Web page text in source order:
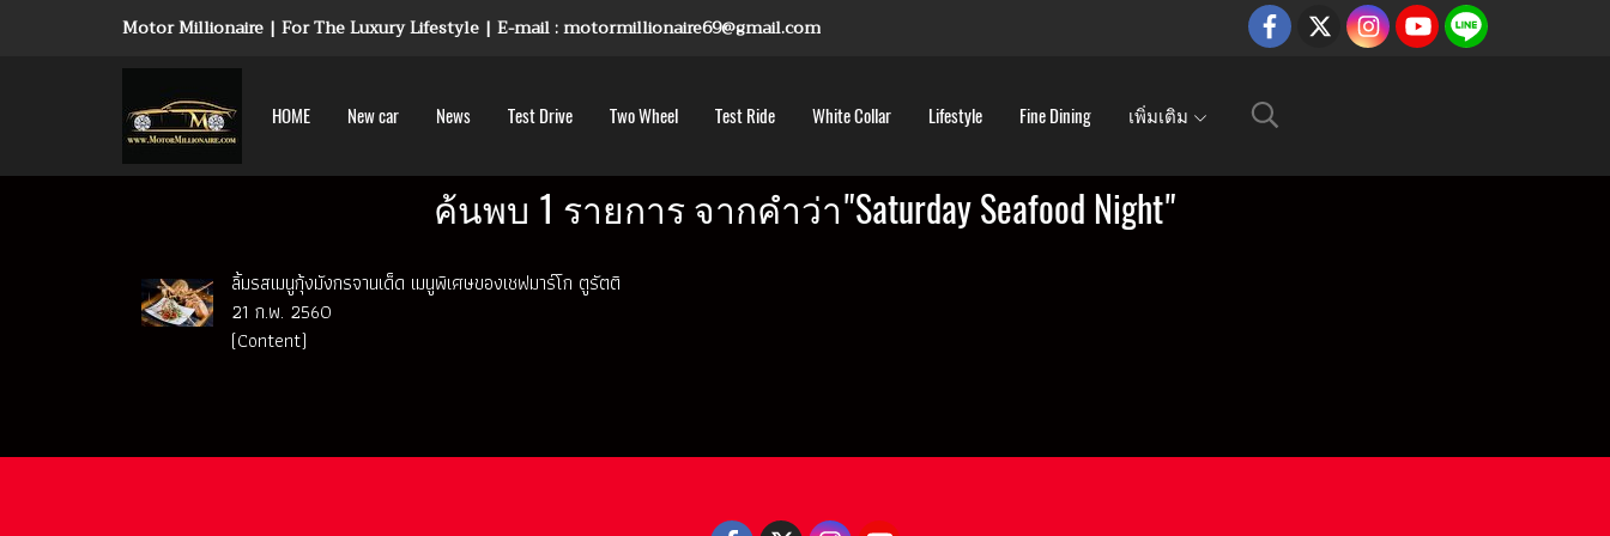
Motor Millionaire | For The Luxury Lifestyle | E-mail : motormillionaire69@gmail.com
HOME New car News Test Drive Two Wheel Test Ride White Collar Lifestyle Fine Dining เพิ่มเติม
ค้นพบ 1 รายการ จากคำว่า"Saturday Seafood Night"
ลิ้มรสเมนูกุ้งมังกรจานเด็ด เมนูพิเศษของเชฟมาร์โก ตูรัตติ
21 ก.พ. 2560
(Content)